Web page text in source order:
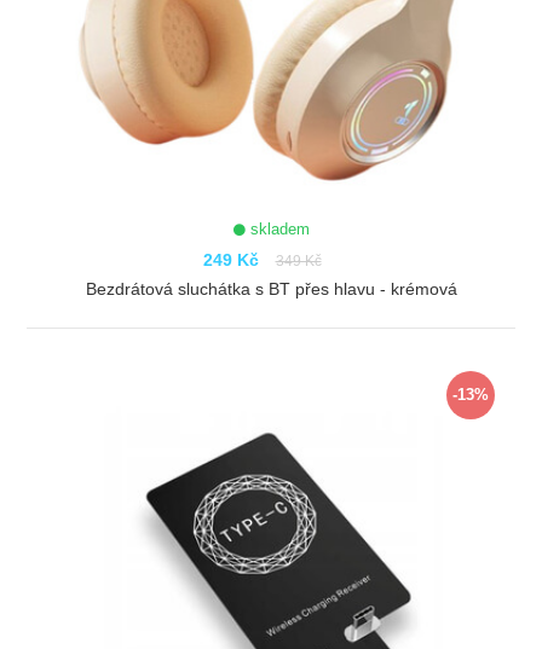
skladem
249 Kč 349 Kč
Bezdrátová sluchátka s BT přes hlavu - krémová
-13%